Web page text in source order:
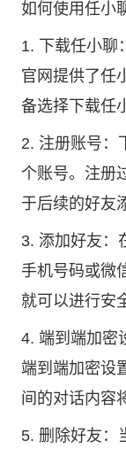
如何使用任小
1. 下载任小聊
官网提供了任
备选择下载任
2. 注册账号：
个账号。注册
于后续的好友
3. 添加好友：
手机号码或微
就可以进行安
4. 端到端加密
端到端加密设
间的对话内容
5. 删除好友：